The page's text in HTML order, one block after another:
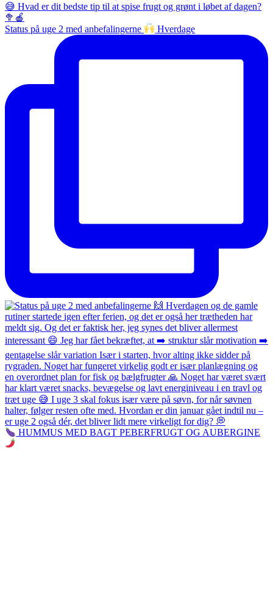
Status på uge 2 med anbefalingerne Hverdage
HUMMUS MED BAGT PEBERFRUGT OG AUBERGINE